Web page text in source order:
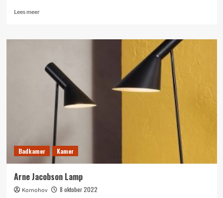
Lees meerLees
Cindy
Kartell
Badkamer Kamer
Arne Jacobson Lamp
Kornohov
8 oktober 2022